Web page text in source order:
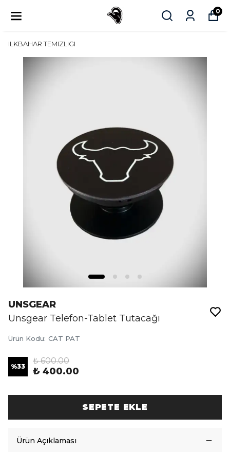
0
ILKBAHAR TEMIZLIGI
UNSGEAR
Unsgear Telefon-Tablet Tutacağı
Ürün Kodu: CAT PAT
%33
₺ 600.00
₺ 400.00
SEPETE EKLE
Ürün Açıklaması